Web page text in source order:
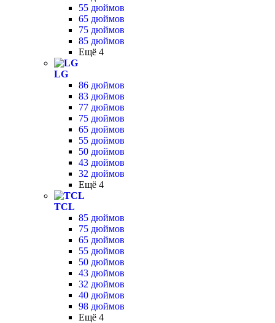
55 дюймов
65 дюймов
75 дюймов
85 дюймов
Ещё 4
LG
86 дюймов
83 дюймов
77 дюймов
75 дюймов
65 дюймов
55 дюймов
50 дюймов
43 дюймов
32 дюймов
Ещё 4
TCL
85 дюймов
75 дюймов
65 дюймов
55 дюймов
50 дюймов
43 дюймов
32 дюймов
40 дюймов
98 дюймов
Ещё 4